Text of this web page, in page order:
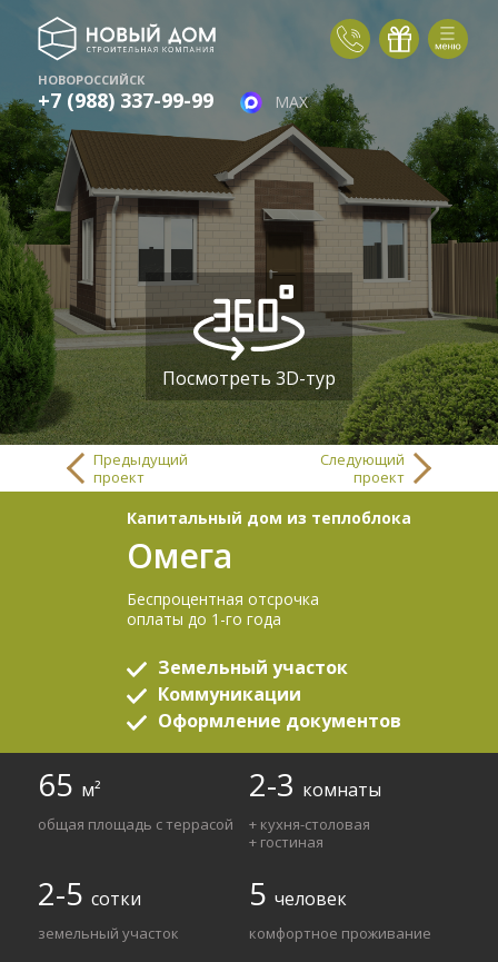
НОВОРОССИЙСК
+7 (988) 337-99-99 MAX
Посмотреть 3D-тур
Предыдущий
проект
Следующий
проект
Капитальный дом из теплоблока
Омега
Беспроцентная отсрочка
оплаты до 1-го года
Земельный участок
Коммуникации
Оформление документов
65 м²
общая площадь с террасой
2-3 комнаты
+ кухня-столовая
+ гостиная
2-5 сотки
земельный участок
5 человек
комфортное проживание